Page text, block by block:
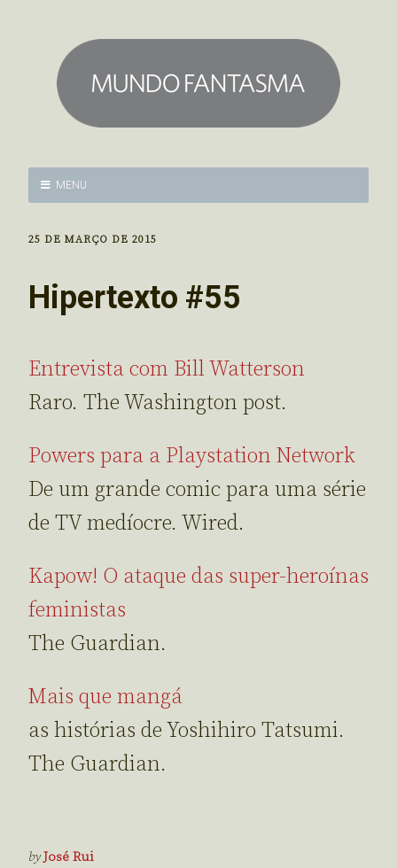
MENU
25 DE MARÇO DE 2015
Hipertexto #55
Entrevista com Bill Watterson
Raro. The Washington post.
Powers para a Playstation Network
De um grande comic para uma série
de TV medíocre. Wired.
Kapow! O ataque das super-heroínas
feministas
The Guardian.
Mais que mangá
as histórias de Yoshihiro Tatsumi.
The Guardian.
byJosé Rui